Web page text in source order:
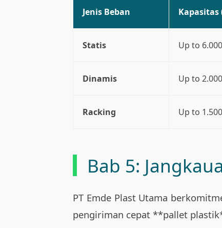
Jenis Beban Kapasitas
Statis Up to 6.000
Dinamis Up to 2.000
Racking Up to 1.500
Bab 5:
PT Emde Plast Utama
pengiriman cepat **pallet